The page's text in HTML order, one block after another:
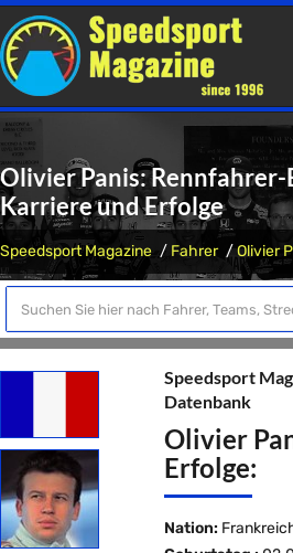
Olivier Panis:
Karriere und Erfolge
Speedsport Magazine Fahrer Olivier
Speedsport
Datenbank
Olivier
Erfolge:
Nation: